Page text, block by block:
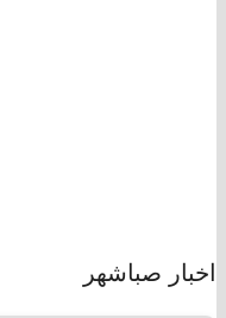
اخبار صباشهر